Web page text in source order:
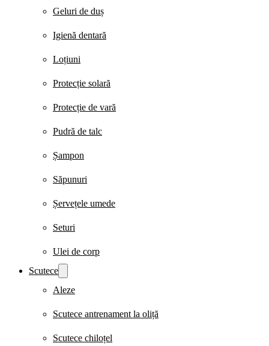
Geluri de duș
Igienă dentară
Loțiuni
Protecție solară
Protecție de vară
Pudră de talc
Șampon
Săpunuri
Șervețele umede
Seturi
Ulei de corp
Scutece
Aleze
Scutece antrenament la oliță
Scutece chiloțel